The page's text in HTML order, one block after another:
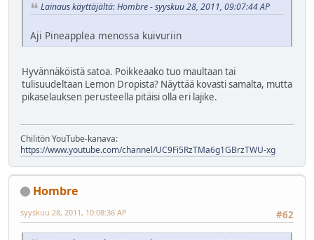
Lainaus käyttäjältä: Hombre - syyskuu 28, 2011, 09:07:44 AP
Aji Pineapplea menossa kuivuriin
Hyvännäköistä satoa. Poikkeaako tuo maultaan tai
tulisuudeltaan Lemon Dropista? Näyttää kovasti samalta, mutta
pikaselauksen perusteella pitäisi olla eri lajike.
Chilitön YouTube-kanava:
https://www.youtube.com/channel/UC9Fi5RzTMa6g1GBrzTWU-xg
Hombre
#62
syyskuu 28, 2011, 10:08:36 AP